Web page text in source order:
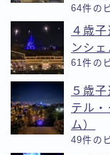
64件の
４歳
ンシ
61件の
５歳
テル
ム）
49件の